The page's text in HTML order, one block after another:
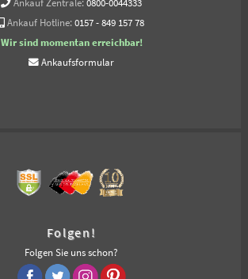
Ankauf Zentrale: 0800-0044333
Ankauf Hotline: 0157 - 849 157 78
Wir sind momentan erreichbar!
Ankaufsformular
Folgen!
Folgen Sie uns schon?